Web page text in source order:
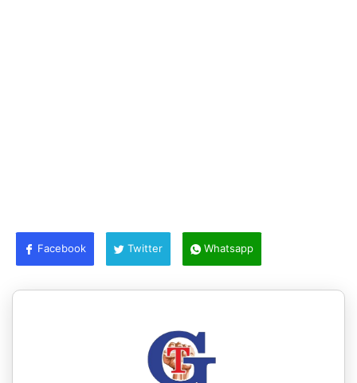
Facebook Twitter Whatsapp